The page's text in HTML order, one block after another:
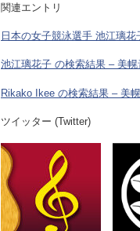
関連エントリ
日本の女子競泳選手 池江璃
池江璃花子 の検索結果 – 美
Rikako Ikee の検索結果 – 美
ツイッター (Twitter)